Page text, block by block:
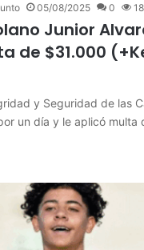
05/08/2025 0 18
Junior
de $31.000
y Seguridad de las
un día y le aplicó multa